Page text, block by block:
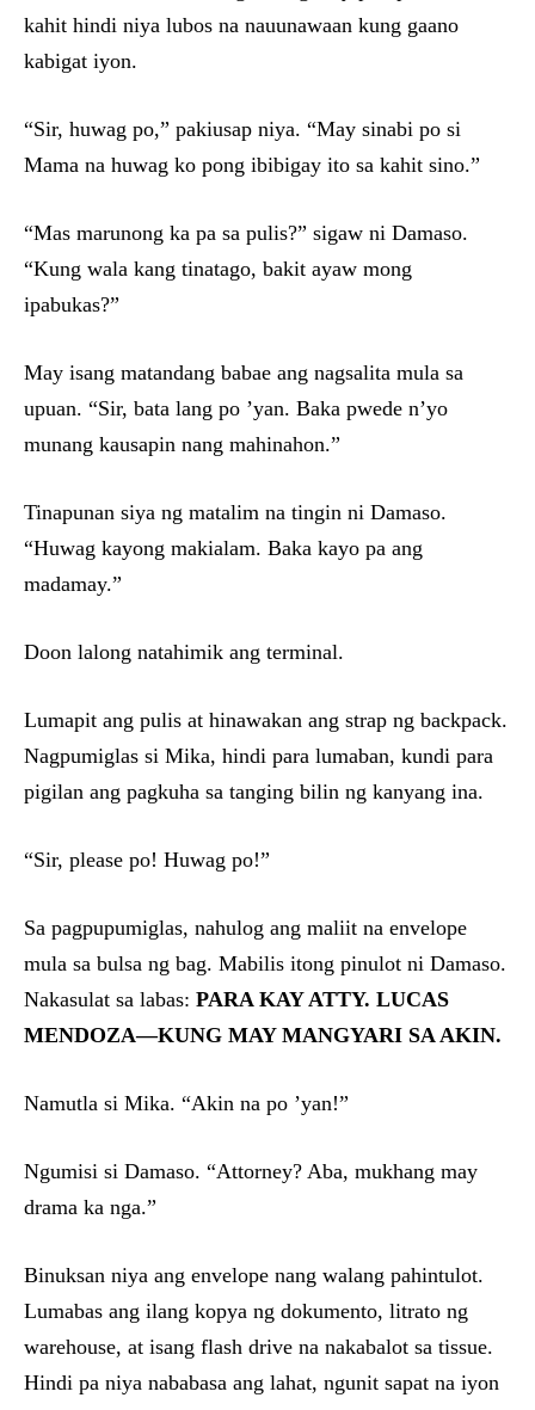
kahit hindi niya lubos na nauunawaan kung gaano
kabigat iyon.
“Sir, huwag po,” pakiusap niya. “May sinabi po si
Mama na huwag ko pong ibibigay ito sa kahit sino.”
“Mas marunong ka pa sa pulis?” sigaw ni Damaso.
“Kung wala kang tinatago, bakit ayaw mong
ipabukas?”
May isang matandang babae ang nagsalita mula sa
upuan. “Sir, bata lang po ’yan. Baka pwede n’yo
munang kausapin nang mahinahon.”
Tinapunan siya ng matalim na tingin ni Damaso.
“Huwag kayong makialam. Baka kayo pa ang
madamay.”
Doon lalong natahimik ang terminal.
Lumapit ang pulis at hinawakan ang strap ng backpack.
Nagpumiglas si Mika, hindi para lumaban, kundi para
pigilan ang pagkuha sa tanging bilin ng kanyang ina.
“Sir, please po! Huwag po!”
Sa pagpupumiglas, nahulog ang maliit na envelope
mula sa bulsa ng bag. Mabilis itong pinulot ni Damaso.
Nakasulat sa labas: PARA KAY ATTY. LUCAS
MENDOZA—KUNG MAY MANGYARI SA AKIN.
Namutla si Mika. “Akin na po ’yan!”
Ngumisi si Damaso. “Attorney? Aba, mukhang may
drama ka nga.”
Binuksan niya ang envelope nang walang pahintulot.
Lumabas ang ilang kopya ng dokumento, litrato ng
warehouse, at isang flash drive na nakabalot sa tissue.
Hindi pa niya nababasa ang lahat, ngunit sapat na iyon